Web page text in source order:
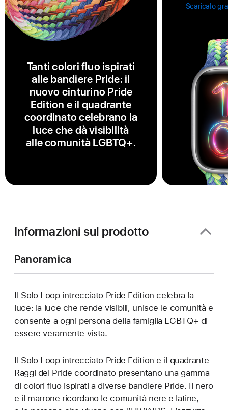
Tanti colori fluo ispirati
alle bandiere Pride: il
nuovo cinturino Pride
Edition e il quadrante
coordinato celebrano la
luce che dà visibilità
alle comunità LGBTQ+.
Scaricalo
Informazioni sul prodotto
Panoramica
Il Solo Loop intrecciato Pride Edition celebra la
luce: la luce che rende visibili, unisce le comunità e
consente a ogni persona della famiglia LGBTQ+ di
essere veramente vista.
Il Solo Loop intrecciato Pride Edition e il quadrante
Raggi del Pride coordinato presentano una gamma
di colori fluo ispirati a diverse bandiere Pride. Il nero
e il marrone ricordano le comunità nere e latine,